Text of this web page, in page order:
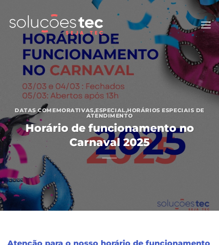
content
DATAS COMEMORATIVAS,ESPECIAL,HORÁRIOS ESPECIAIS DE
ATENDIMENTO
Horário de funcionamento no
Carnaval 2025